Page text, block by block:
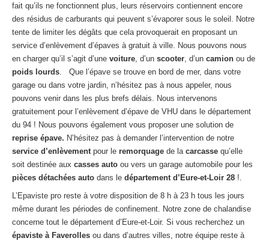
Centreagréé VHU 91 : casse auto avec destruction
Centreagréé VHU 92 : casse auto avec destruction
Centreagréé VHU 93 : casse auto avec destruction
Centreagréé VHU 94 : casse auto avec destruction
Centre agréé VHU 95 : casse auto avec destruction
DOCUMENTS À JOINDRE
RACHATVÉHICULES
CONTACT
01 83 64 20 40
fait qu’ils ne fonctionnent plus, leurs réservoirs contiennent encore
des résidus de carburants qui peuvent s’évaporer sous le soleil. Notre
tente de limiter les dégâts que cela provoquerait en proposant un
service d’enlèvement d’épaves à gratuit à ville. Nous pouvons nous
en charger qu’il s’agit d’une voiture, d’un scooter, d’un camion ou de
poids lourds. Que l’épave se trouve en bord de mer, dans votre
garage ou dans votre jardin, n’hésitez pas à nous appeler, nous
pouvons venir dans les plus brefs délais. Nous intervenons
gratuitement pour l’enlèvement d’épave de VHU dans le département
du 94 ! Nous pouvons également vous proposer une solution de
reprise épave. N’hésitez pas à demander l’intervention de notre
service d’enlèvementpour le remorquage de la carcasse qu’elle
soit destinée aux casses auto ou vers un garage automobile pour les
pièces détachées auto dans le département d’Eure-et-Loir 28 !.
L’Epaviste pro reste à votre disposition de 8 h à 23 h tous les jours
même durant les périodes de confinement. Notre zone de chalandise
concerne tout le département d’Eure-et-Loir. Si vous recherchez un
épaviste à Faverolles ou dans d’autres villes, notre équipe reste à